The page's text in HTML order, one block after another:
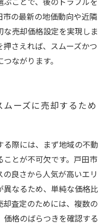
ことで、後のトラブルを
の最新の地価動向や近隣
売却価格設定を実現しま
押さえれば、スムーズかつ
ながります。
ーズに売却するため
る際には、まず地域の不動
とが不可欠です。戸田市
良さから人気が高いエリ
異なるため、単純な価格比
査定のためには、複数の
格のばらつきを確認する